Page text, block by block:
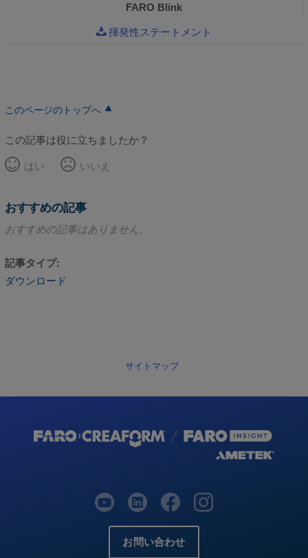
FARO Blink
揮発性ステートメント
このページのトップへ
この記事は役に立ちましたか？
はい
いいえ
おすすめの記事
おすすめの記事はありません。
記事タイプ
ダウンロード
サイトマップ
お問い合わせ